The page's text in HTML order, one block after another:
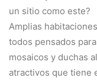
un sitio como este?
Amplias
todos pensados
mosaicos y duchas
atractivos que tiene